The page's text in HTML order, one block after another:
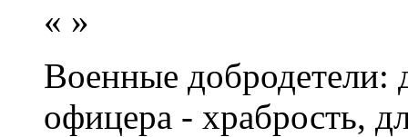
« »
Военные добродетели:
офицера - храбрость,